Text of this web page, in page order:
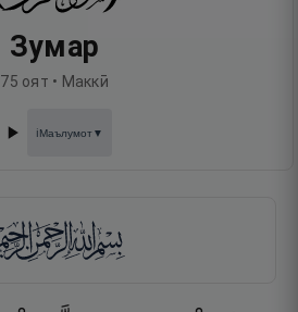
Зумар
75 оят • Маккӣ
ℹ️Маълумот▼